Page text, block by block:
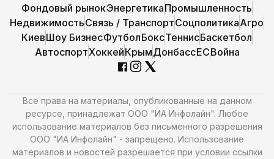
Фондовый рынокЭнергетикаПромышленность
НедвижимостьСвязь / ТранспортСоцполитикаАгро
КиевШоу БизнесФутболБоксТеннисБаскетбол
АвтоспортХоккейКрымДонбассЕСВойна
Все права на материалы, опубликованные на данном
ресурсе, принадлежат ООО "ИА Инфолайн". Любое
использование материалов без письменного разрешения
ООО "ИА Инфолайн" - запрещено. Использование
материалов и новостей разрешается при условии ссылки